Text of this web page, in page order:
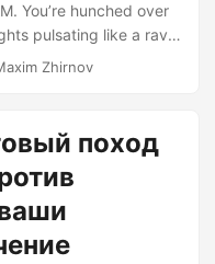
часу отладки утечки
You’re hunched over
pulsating like a rave
of Mountain Dew Code
alignment.
syntax Sisyphus,
uphill. The Great
there....
Zhirnov
поход